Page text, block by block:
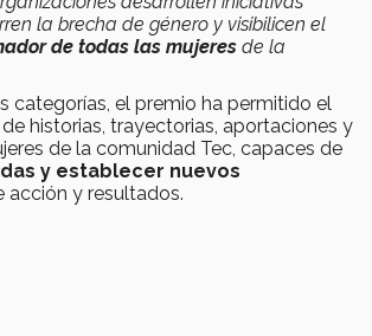
la brecha de género y visibilicen el
de todas las mujeres de la
categorías, el premio ha permitido el
historias, trayectorias, aportaciones y
de la comunidad Tec, capaces de
y establecer nuevos
acción y resultados.